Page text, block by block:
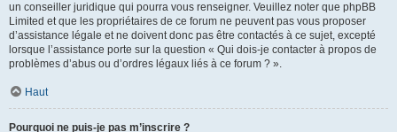
un conseiller juridique qui pourra vous renseigner. Veuillez noter que phpBB
Limited et que les propriétaires de ce forum ne peuvent pas vous proposer
d’assistance légale et ne doivent donc pas être contactés à ce sujet, excepté
lorsque l’assistance porte sur la question « Qui dois-je contacter à propos de
problèmes d’abus ou d’ordres légaux liés à ce forum ? ».
Haut
Pourquoi ne puis-je pas m’inscrire ?